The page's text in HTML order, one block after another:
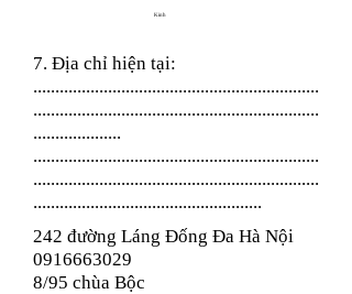
Kinh
7. Địa chỉ hiện tại:
.................................................................
.................................................................
....................
.................................................................
.................................................................
....................................................
242 đường Láng Đống Đa Hà Nội
0916663029
8/95 chùa Bộc